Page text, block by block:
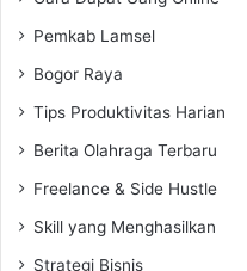
Pemkab Lamsel
Bogor Raya
Tips Produktivitas Harian
Berita Olahraga Terbaru
Freelance & Side Hustle
Skill yang Menghasilkan
Strategi Bisnis